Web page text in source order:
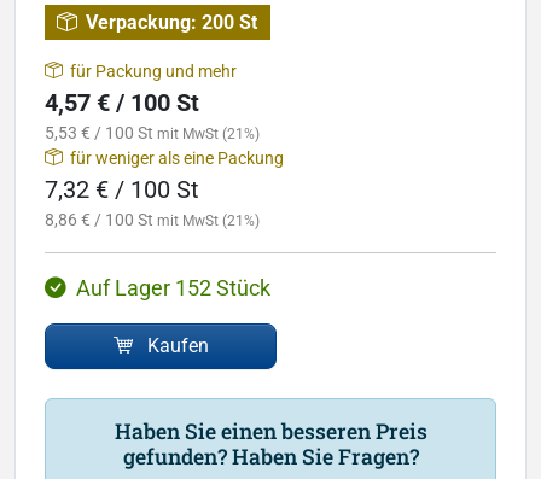
Verpackung: 200 St
für Packung und mehr
4,57 € / 100 St
5,53 € / 100 St mit MwSt (21%)
für weniger als eine Packung
7,32 € / 100 St
8,86 € / 100 St mit MwSt (21%)
Auf Lager 152 Stück
Kaufen
Haben Sie einen besseren Preis
gefunden? Haben Sie Fragen?